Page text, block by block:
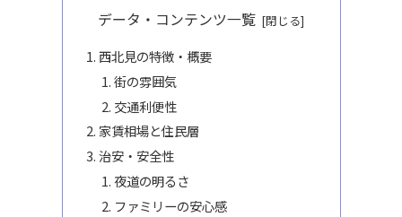
データ・コンテンツ一覧
西北見の特徴・概要
街の雰囲気
交通利便性
家賃相場と住民層
治安・安全性
夜道の明るさ
ファミリーの安心感